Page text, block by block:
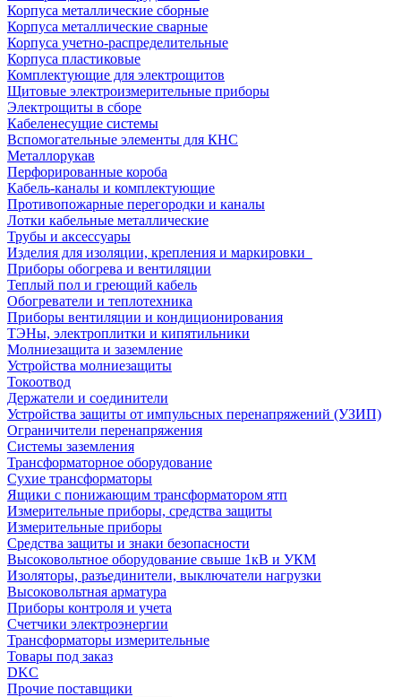
Корпуса металлические сборные
Корпуса металлические сварные
Корпуса учетно-распределительные
Корпуса пластиковые
Комплектующие для электрощитов
Щитовые электроизмерительные приборы
Электрощиты в сборе
Кабеленесущие системы
Вспомогательные элементы для КНС
Металлорукав
Перфорированные короба
Кабель-каналы и комплектующие
Противопожарные перегородки и каналы
Лотки кабельные металлические
Трубы и аксессуары
Изделия для изоляции, крепления и маркировки
Приборы обогрева и вентиляции
Теплый пол и греющий кабель
Обогреватели и теплотехника
Приборы вентиляции и кондиционирования
ТЭНы, электроплитки и кипятильники
Молниезащита и заземление
Устройства молниезащиты
Токоотвод
Держатели и соединители
Устройства защиты от импульсных перенапряжений (УЗИП)
Ограничители перенапряжения
Системы заземления
Трансформаторное оборудование
Сухие трансформаторы
Ящики с понижающим трансформатором ятп
Измерительные приборы, средства защиты
Измерительные приборы
Средства защиты и знаки безопасности
Высоковольтное оборудование свыше 1кВ и УКМ
Изоляторы, разъединители, выключатели нагрузки
Высоковольтная арматура
Приборы контроля и учета
Счетчики электроэнергии
Трансформаторы измерительные
Товары под заказ
DKC
Прочие поставщики